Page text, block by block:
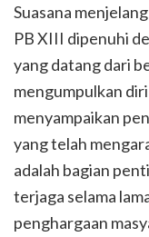
Suasana
PB XIII dipenuhi
yang datang dari
mengumpulkan
menyampaikan
yang telah
adalah bagian
terjaga selama
penghargaan